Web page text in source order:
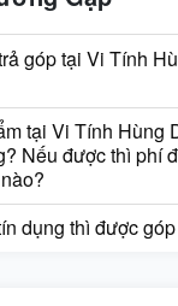
góp tại Vi Tính
tại Vi Tính Hùng
Nếu được thì phí
dụng thì được